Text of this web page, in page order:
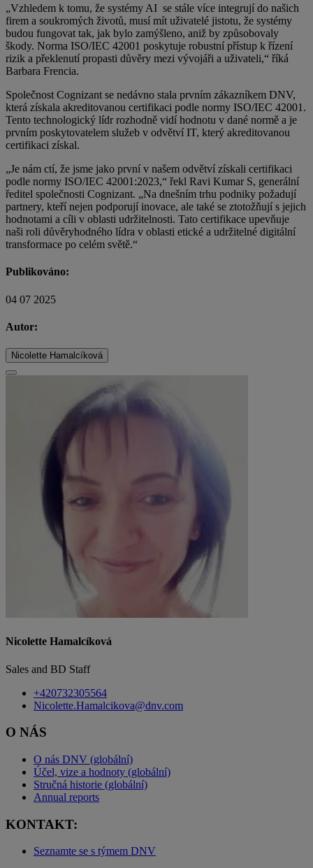
„Vzhledem k tomu, že systémy AI se stále více integrují do našich
firem a soukromých životů, musí mít uživatelé jistotu, že systémy
budou fungovat tak, jak bylo zamýšleno, aniž by způsobovaly
škody. Norma ISO/IEC 42001 poskytuje robustní přístup k řízení
rizik a překlenutí propasti důvěry mezi vývojáři a uživateli,“ říká
Barbara Frencia.
Společnost Cognizant se nedávno stala prvním zákazníkem DNV,
která získala akreditovanou certifikaci podle normy ISO/IEC 42001.
Tento technologický lídr rozhodně vidí hodnotu v dané normě a je
prvním poskytovatelem služeb v odvětví IT, který akreditovanou
certifikaci získal.
„Je nám ctí, že jsme jako první v našem odvětví získali certifikaci
podle normy ISO/IEC 42001:2023,“ řekl Ravi Kumar S, generální
ředitel společnosti Cognizant. „Na dnešním trhu podniky požadují
partnery, kteří nejen podporují inovace, ale také se ztotožňují s jejich
hodnotami a cíli v oblasti udržitelnosti. Tato certifikace upevňuje
naši roli důvěryhodného lídra v oblasti etické a udržitelné digitální
transformace po celém světě.“
Publikováno:
04 07 2025
Autor:
Nicolette Hamalcíková
Nicolette Hamalcíková
Sales and BD Staff
+420732305564
Nicolette.Hamalcikova@dnv.com
O NÁS
O nás DNV (globální)
Účel, vize a hodnoty (globální)
Stručná historie (globální)
Annual reports
KONTAKT:
Seznamte se s týmem DNV